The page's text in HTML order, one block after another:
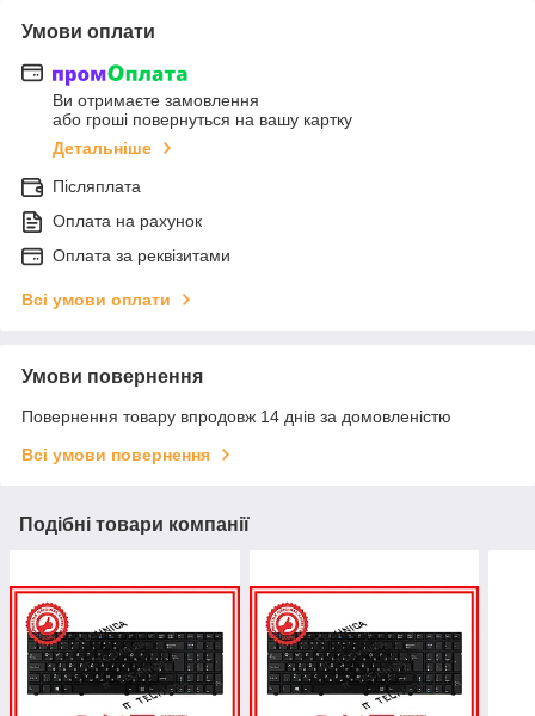
Умови оплати
Ви отримаєте замовлення
або гроші повернуться на вашу картку
Детальніше
Післяплата
Оплата на рахунок
Оплата за реквізитами
Всі умови оплати
Умови повернення
Повернення товару впродовж 14 днів за домовленістю
Всі умови повернення
Подібні товари компанії